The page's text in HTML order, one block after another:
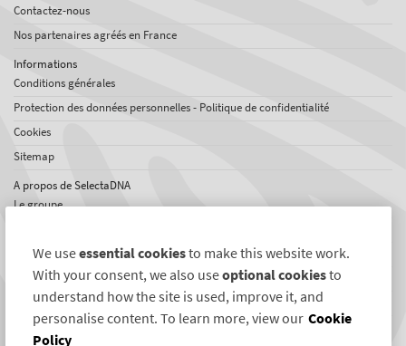
Contactez-nous
Nos partenaires agréés en France
Informations
Conditions générales
Protection des données personnelles - Politique de confidentialité
Cookies
Sitemap
A propos de SelectaDNA
Le groupe
Témoignages
Réseaux international
News
We useessential cookiesto make this website work.
With your consent, we also useoptional cookiesto
understand how the site is used, improve it, and
personalise content. To learn more, view our Cookie
Policy